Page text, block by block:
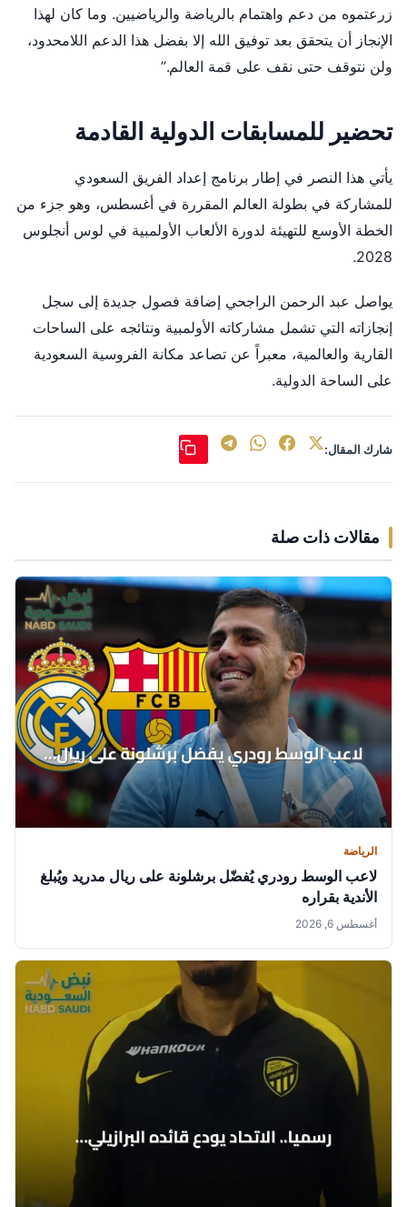
زرعتموه من دعم واهتمام بالرياضة والرياضيين. وما كان لهذا
الإنجاز أن يتحقق بعد توفيق الله إلا بفضل هذا الدعم اللامحدود،
ولن نتوقف حتى نقف على قمة العالم.”
تحضير للمسابقات الدولية القادمة
يأتي هذا النصر في إطار برنامج إعداد الفريق السعودي
للمشاركة في بطولة العالم المقررة في أغسطس، وهو جزء من
الخطة الأوسع للتهيئة لدورة الألعاب الأولمبية في لوس أنجلوس
2028.
يواصل عبد الرحمن الراجحي إضافة فصول جديدة إلى سجل
إنجازاته التي تشمل مشاركاته الأولمبية ونتائجه على الساحات
القارية والعالمية، معبراً عن تصاعد مكانة الفروسية السعودية
على الساحة الدولية.
شارك المقال:
مقالات ذات صلة
الرياضة
لاعب الوسط رودري يُفضّل برشلونة على ريال مدريد ويُبلغ
الأندية بقراره
أغسطس 6, 2026